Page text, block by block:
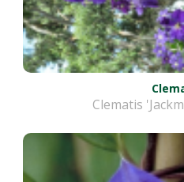
Clematis